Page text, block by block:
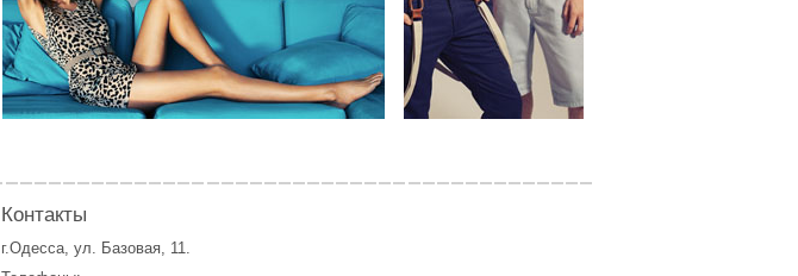
Контакты
г.Одесса, ул. Базовая, 11.